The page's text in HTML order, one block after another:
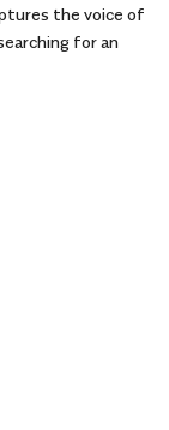
the voice of
for an